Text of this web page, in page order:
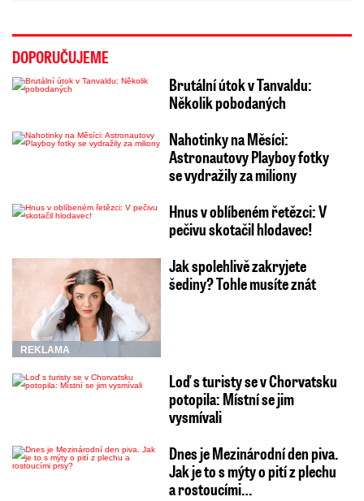
DOPORUČUJEME
Brutální útok v Tanvaldu:
Několik pobodaných
Nahotinky na Měsíci:
Astronautovy Playboy fotky
se vydražily za miliony
Hnus v oblíbeném řetězci: V
pečivu skotačil hlodavec!
REKLAMA
Jak spolehlivě zakryjete
šediny? Tohle musíte znát
Loď s turisty se v Chorvatsku
potopila: Místní se jim
vysmívali
Dnes je Mezinárodní den piva.
Jak je to s mýty o pití z plechu
a rostoucími…